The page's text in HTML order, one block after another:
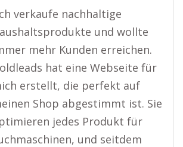
verkaufe nachhaltige
und wollte
mehr Kunden erreichen.
hat eine Webseite für
erstellt, die perfekt auf
Shop abgestimmt ist. Sie
jedes Produkt für
und seitdem